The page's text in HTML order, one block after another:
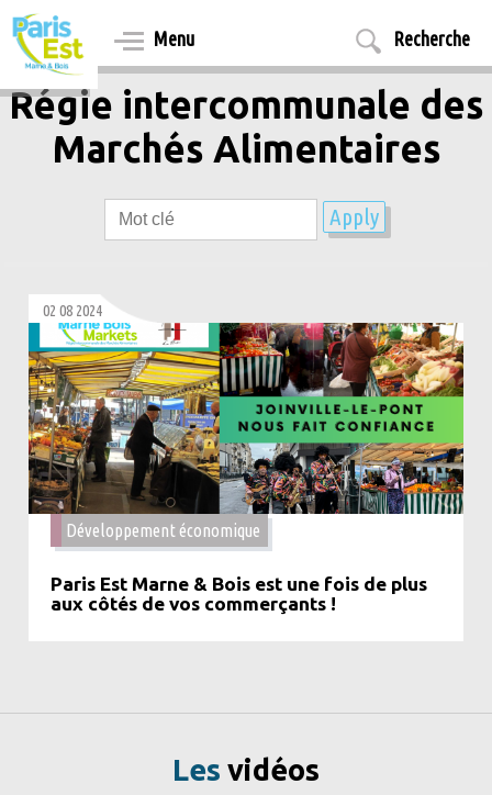
Aller
au
contenu
principal
Menu Recherche
Régie intercommunale des
Marchés Alimentaires
02 08 2024
Développement économique
Paris Est Marne & Bois est une fois de plus
aux côtés de vos commerçants !
Les vidéos